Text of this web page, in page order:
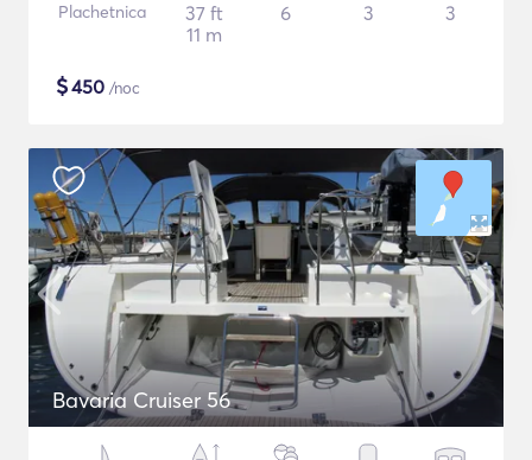
Plachetnica
37 ft
11 m
6 3 3
$450 /noc
Bavaria Cruiser 56